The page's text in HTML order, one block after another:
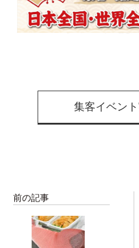
集客イベン
前の記事